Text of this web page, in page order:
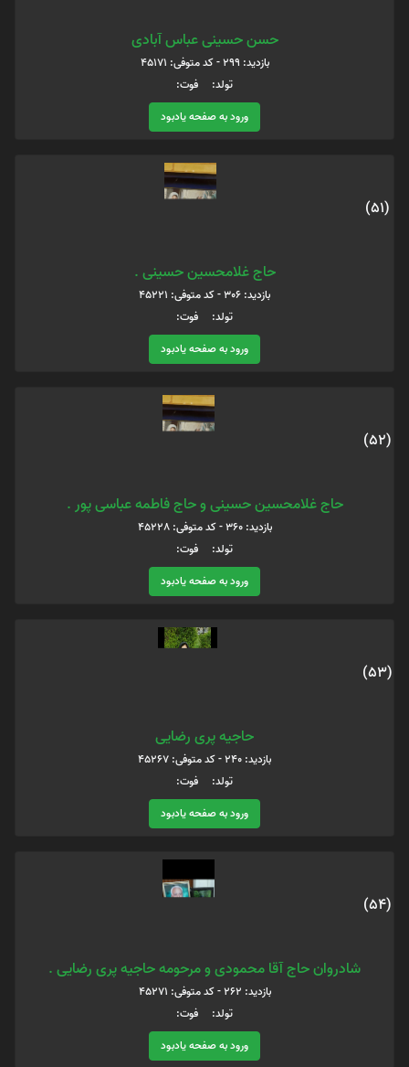
حسن حسینی عباس آبادی
بازدید: 299 - کد متوفی: 45171
تولد: فوت:
ورود به صفحه یادبود
(51)
حاج غلامحسین حسینی .
بازدید: 306 - کد متوفی: 45221
تولد: فوت:
ورود به صفحه یادبود
(52)
حاج غلامحسین حسینی و حاج فاطمه عباسی پور .
بازدید: 360 - کد متوفی: 45228
تولد: فوت:
ورود به صفحه یادبود
(53)
حاجیه پری رضایی
بازدید: 240 - کد متوفی: 45267
تولد: فوت:
ورود به صفحه یادبود
(54)
شادروان حاج آقا محمودی و مرحومه حاجیه پری رضایی .
بازدید: 262 - کد متوفی: 45271
تولد: فوت:
ورود به صفحه یادبود